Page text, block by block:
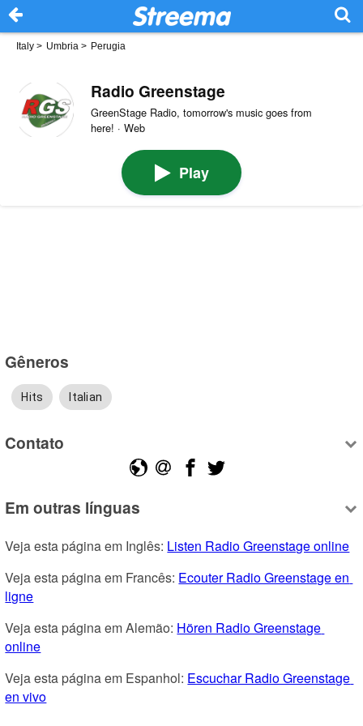
Italy > Umbria > Perugia
Radio Greenstage
GreenStage Radio, tomorrow's music goes from
here! · Web
Play
Gêneros
Hits Italian
Contato
Em outras línguas
Veja esta página em Inglês: Listen Radio Greenstage online
Veja esta página em Francês: Ecouter Radio Greenstage en
ligne
Veja esta página em Alemão: Hören Radio Greenstage
online
Veja esta página em Espanhol: Escuchar Radio Greenstage
en vivo